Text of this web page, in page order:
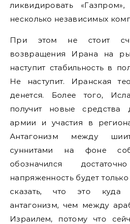
ликвидировать
несколько независимых
При этом не стоит
возвращения Ирана на
наступит стабильность в
Не наступит. Иранская
денется. Более того,
получит новые средства
армии и участия в
Антагонизм между
суннитами на фоне
обозначился
напряженность будет
сказать, что это куда
антагонизм, чем между
Израилем, потому что